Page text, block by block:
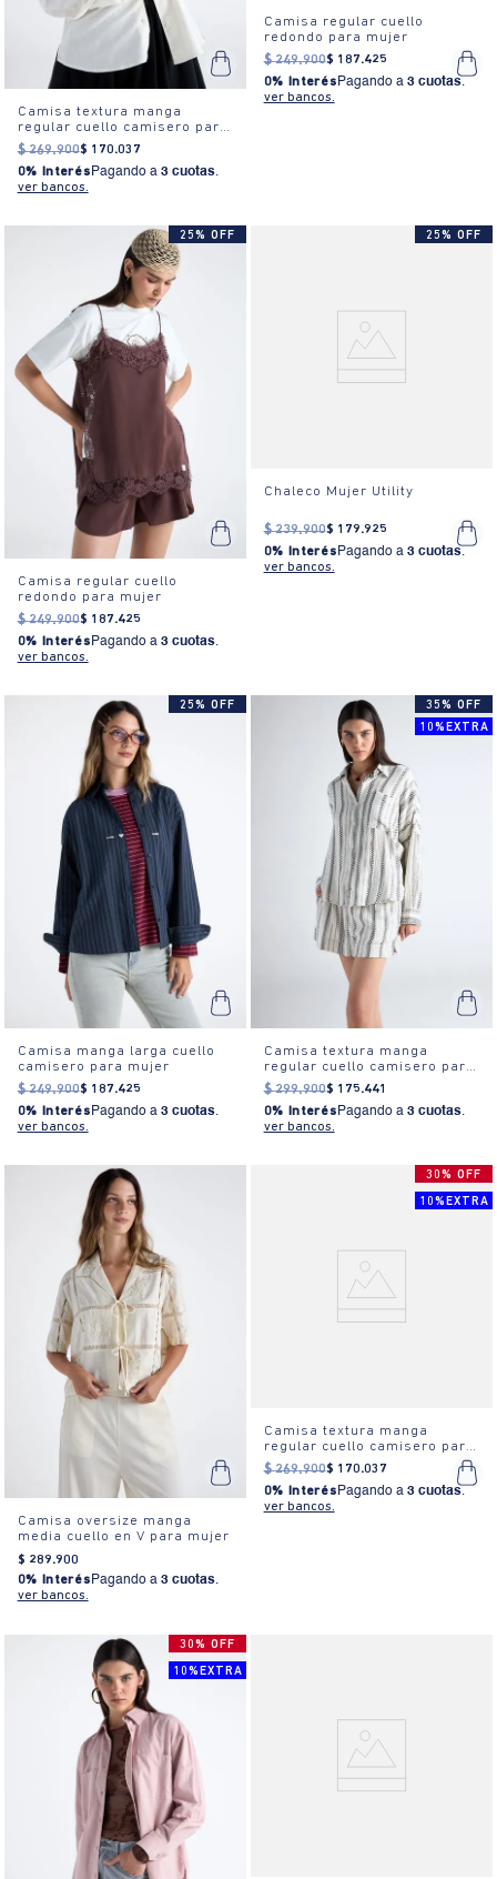
Camisa textura manga
regular cuello camisero para
mujer
$ 269.900$ 170.037
0% Interés Pagando a 3 cuotas.
ver bancos.
Camisa regular cuello
redondo para mujer
$ 249.900$ 187.425
0% Interés Pagando a 3 cuotas.
ver bancos.
25% OFF
Camisa regular cuello
redondo para mujer
$ 249.900$ 187.425
0% Interés Pagando a 3 cuotas.
ver bancos.
25% OFF
Chaleco Mujer Utility
$ 239.900$ 179.925
0% Interés Pagando a 3 cuotas.
ver bancos.
25% OFF
Camisa manga larga cuello
camisero para mujer
$ 249.900$ 187.425
0% Interés Pagando a 3 cuotas.
ver bancos.
35% OFF
10%EXTRA
Camisa textura manga
regular cuello camisero para
mujer
$ 299.900$ 175.441
0% Interés Pagando a 3 cuotas.
ver bancos.
Camisa oversize manga
media cuello en V para mujer
$ 289.900
0% Interés Pagando a 3 cuotas.
ver bancos.
30% OFF
10%EXTRA
Camisa textura manga
regular cuello camisero para
mujer
$ 269.900$ 170.037
0% Interés Pagando a 3 cuotas.
ver bancos.
30% OFF
10%EXTRA